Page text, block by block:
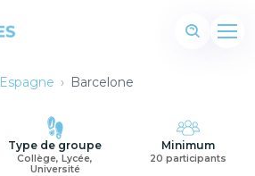
Espagne › Barcelone
Type de groupe
Collège, Lycée,
Université
Minimum
20 participants